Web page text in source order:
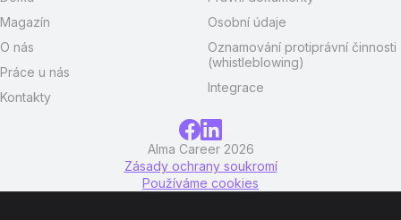
Magazín
O nás
Práce u nás
Kontakty
Osobní údaje
Oznamování protiprávní činnosti
(whistleblowing)
Integrace
Alma Career 2026
Zásady ochrany soukromí
Používáme cookies